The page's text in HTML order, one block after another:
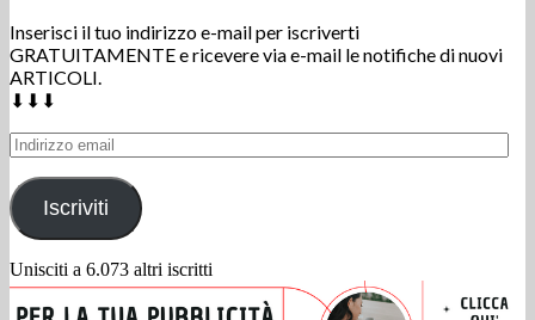
Inserisci il tuo indirizzo e-mail per iscriverti
GRATUITAMENTE e ricevere via e-mail le notifiche di nuovi
ARTICOLI.
⬇⬇⬇
Indirizzo
email
Iscriviti
Unisciti a 6.073 altri iscritti